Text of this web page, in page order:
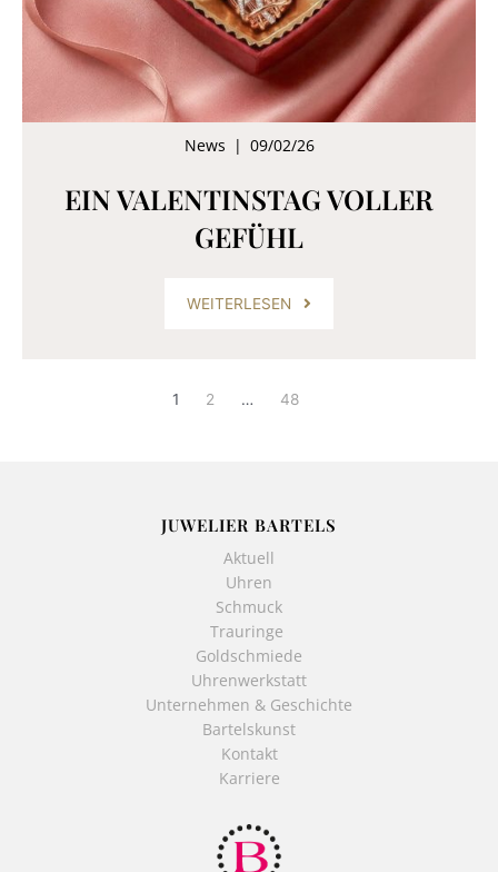
News | 09/02/26
EIN VALENTINSTAG VOLLER
GEFÜHL
WEITERLESEN
1 2 … 48
JUWELIER BARTELS
Aktuell
Uhren
Schmuck
Trauringe
Goldschmiede
Uhrenwerkstatt
Unternehmen & Geschichte
Bartelskunst
Kontakt
Karriere